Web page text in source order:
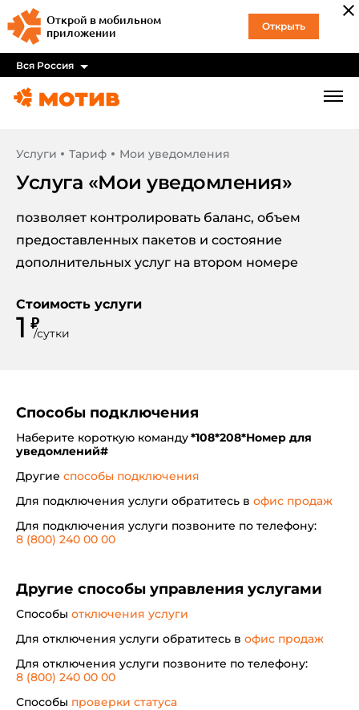
Открой в мобильном
приложении
Открыть
Вся Россия
Услуги Тариф Мои уведомления
Услуга «Мои уведомления»
позволяет контролировать баланс, объем
предоставленных пакетов и состояние
дополнительных услуг на втором номере
Стоимость услуги
1 ₽
/сутки
Способы подключения
Наберите короткую команду*108*208*Номер для
уведомлений#
Другие способы подключения
Для подключения услуги обратитесь в офис продаж
Для подключения услуги позвоните по телефону:
8 (800) 240 00 00
Другие способы управления услугами
Способы отключения услуги
Для отключения услуги обратитесь в офис продаж
Для отключения услуги позвоните по телефону:
8 (800) 240 00 00
Способы проверки статуса